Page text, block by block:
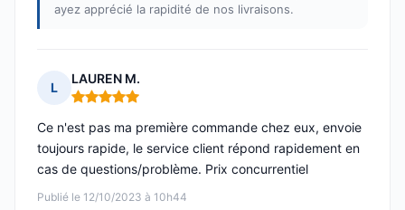
ayez apprécié la rapidité de nos livraisons.
L
LAUREN M.
Note : 5 sur 5
Publié le 12/10/2023 à 10h44
Ce n'est pas ma première commande chez eux, envoie
toujours rapide, le service client répond rapidement en
cas de questions/problème. Prix concurrentiel